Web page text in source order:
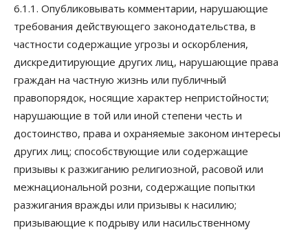
6.1.1. Опубликовывать комментарии, нарушающие
требования действующего законодательства, в
частности содержащие угрозы и оскорбления,
дискредитирующие других лиц, нарушающие права
граждан на частную жизнь или публичный
правопорядок, носящие характер непристойности;
нарушающие в той или иной степени честь и
достоинство, права и охраняемые законом интересы
других лиц; способствующие или содержащие
призывы к разжиганию религиозной, расовой или
межнациональной розни, содержащие попытки
разжигания вражды или призывы к насилию;
призывающие к подрыву или насильственному